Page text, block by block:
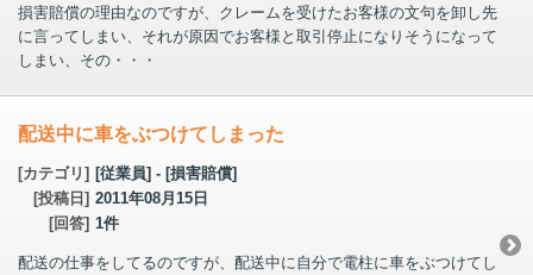
損害賠償の理由なのですが、クレームを受けたお客様の文句を卸し先
に言ってしまい、それが原因でお客様と取引停止になりそうになって
しまい、その・・・
配送中に車をぶつけてしまった
[カテゴリ] [従業員] - [損害賠償]
[投稿日] 2011年08月15日
[回答] 1件
配送の仕事をしてるのですが、配送中に自分で電柱に車をぶつけてし